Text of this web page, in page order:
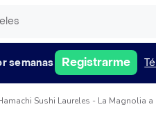
semanas Registrarme
Sushi Laureles - La Magnolia